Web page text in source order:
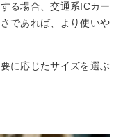
る場合、交通系ICカー
であれば、より使いや
に応じたサイズを選ぶ